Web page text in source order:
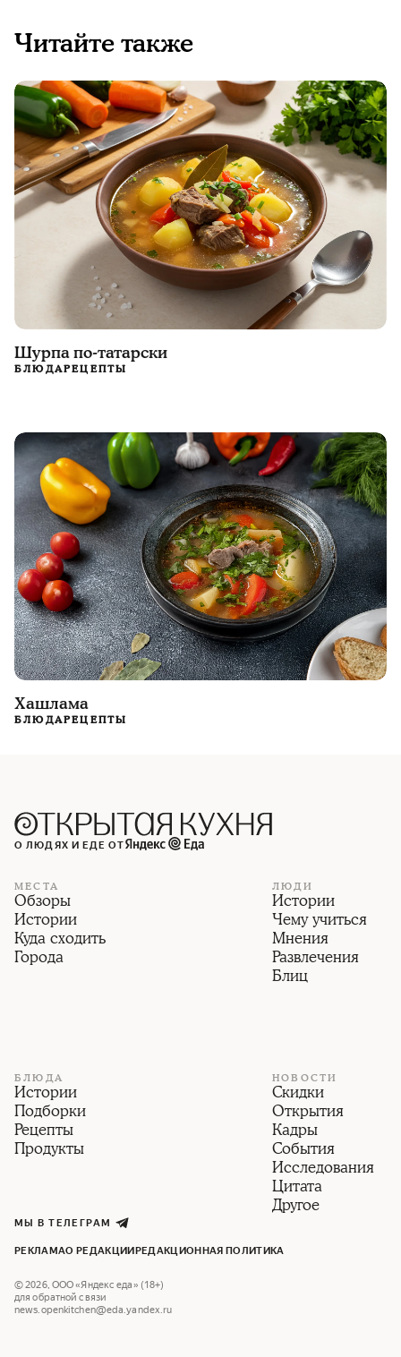
Читайте также
Шурпа по-татарски
БЛЮДАРЕЦЕПТЫ
Хашлама
БЛЮДАРЕЦЕПТЫ
О ЛЮДЯХ И ЕДЕ ОТ
МЕСТА
Обзоры
Истории
Куда сходить
Города
ЛЮДИ
Истории
Чему учиться
Мнения
Развлечения
Блиц
БЛЮДА
Истории
Подборки
Рецепты
Продукты
НОВОСТИ
Скидки
Открытия
Кадры
События
Исследования
Цитата
Другое
МЫ В ТЕЛЕГРАМ
РЕКЛАМАО РЕДАКЦИИ РЕДАКЦИОННАЯ ПОЛИТИКА
©2026, ООО «Яндекс еда» (18+)
для обратной связи
news.openkitchen@eda.yandex.ru